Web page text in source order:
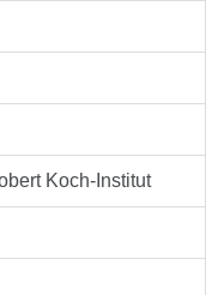
Koch-Institut